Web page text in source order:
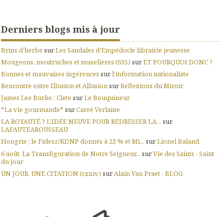
Derniers blogs mis à jour
Brins d’herbe surLes Sandales d'Empédocle librairie jeunesse
Mougeons, moutruches et muselières (635) surET POURQUOI DONC ?
Bonnes et mauvaises ingérences surl'information nationaliste
Rencontre entre Illusion et AllusionsurRéflexions du Miroir
James Lee Burke : Clete surLe Bouquineur
*La vie gourmande* surCarré Verlaine
LA ROYAUTÉ ? L'IDÉE NEUVE POUR REDRESSER LA... sur
LAFAUTEAROUSSEAU
Hongrie : le Fidesz/KDNP donnés à 23 % et Mi... surLionel Baland
6 août. La Transfiguration de Notre Seigneur... surVie des Saints - Saint
du jour
UN JOUR, UNE CITATION (cxxiv) surAlain Van Praet - BLOG